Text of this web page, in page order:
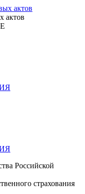
актов
Российской
страхования